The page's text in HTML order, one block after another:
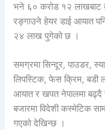
भने ६० करोड १२
रङ्गाउने हेयर डाई आयात
२४ लाख पुगेको छ ।
समग्रमा सिन्दूर, पाउडर,
लिपस्टिक, फेस क्रिम, बडी
आयात र खपत नेपालमा
बजारमा विदेशी कस्मेटिक
गएको देखिन्छ ।